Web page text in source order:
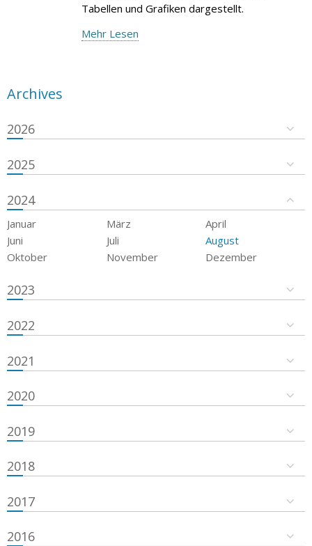
Tabellen und Grafiken dargestellt.
Mehr Lesen
Archives
2026
2025
2024
Januar März
April
Juni
Juli
August
Oktober
November Dezember
2023
2022
2021
2020
2019
2018
2017
2016